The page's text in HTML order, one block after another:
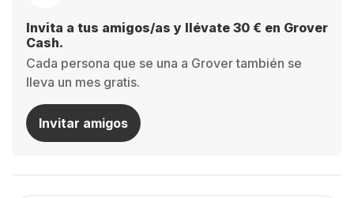
Invita a tus amigos/as y llévate 30 € en Grover
Cash.
Cada persona que se una a Grover también se
lleva un mes gratis.
Invitar amigos